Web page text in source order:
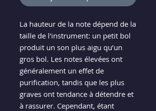
La hauteur de la note dépend de la
taille de l'instrument: un petit bol
produit un son plus aigu qu’un
gros bol. Les notes élevées ont
généralement un effet de
purification, tandis que les plus
graves ont tendance à détendre et
à rassurer. Cependant, étant